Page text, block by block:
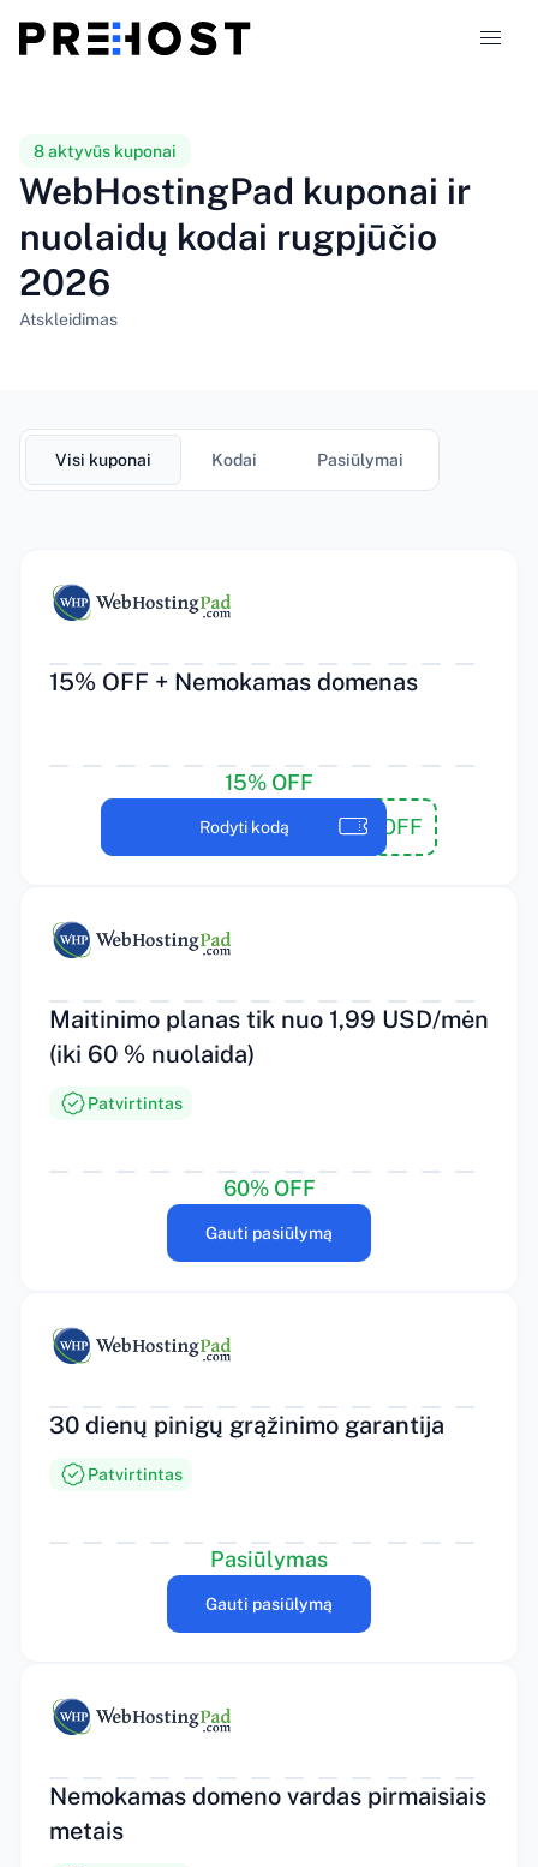
Palyginimai
Kuponai 319
8 aktyvūs kuponai
WebHostingPad kuponai ir
nuolaidų kodai rugpjūčio
2026
Atskleidimas
Visi kuponai Kodai Pasiūlymai
15% OFF + Nemokamas domenas
15% OFF
15 OFF
Rodyti kodą
Maitinimo planas tik nuo 1,99 USD/mėn
(iki 60 % nuolaida)
Patvirtintas
60% OFF
Gauti pasiūlymą
30 dienų pinigų grąžinimo garantija
Patvirtintas
Pasiūlymas
Gauti pasiūlymą
Nemokamas domeno vardas pirmaisiais
metais